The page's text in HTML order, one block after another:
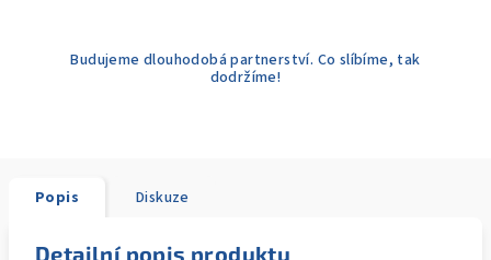
Budujeme dlouhodobá partnerství. Co slíbíme, tak
dodržíme!
Popis Diskuze
Detailní popis produktu